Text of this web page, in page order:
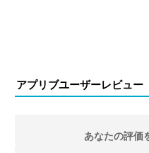
アプリブユーザーレビュー
あなたの評価